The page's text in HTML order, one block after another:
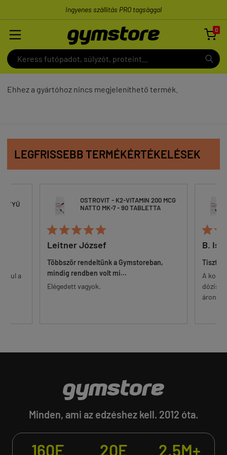
Ingyenes szállítás PRO tagsággal
0

Ehhez a gyártóhoz nincs megjeleníthető termék.
LEGFRISSEBB TERMÉKÉRTÉKELÉSEK
alul a
OSTROVIT - K2-VITAMIN 200 MCG
NATTO MK-7 - 90 TABLETTA

Leitner József
Többször rendeltünk a Gymstoreban,
mindig rendben volt mi...
Elégedett vagyok.

B.
A
dózisú
áron.
Minden, ami az edzéshez kell. 2012 óta.
160E 20E 2.5M+